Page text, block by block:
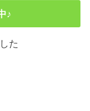
♪
た